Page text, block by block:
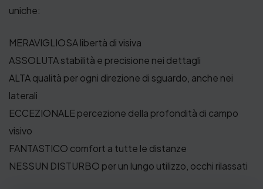
uniche:
MERAVIGLIOSA libertà di visiva
ASSOLUTA stabilità e precisione nei dettagli
ALTA qualità per ogni direzione di sguardo, anche nei
laterali
ECCEZIONALE percezione della profondità di campo
visivo
FANTASTICO comfort a tutte le distanze
NESSUN DISTURBO per un lungo utilizzo, occhi rilassati